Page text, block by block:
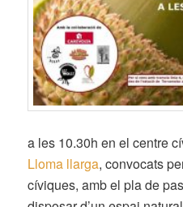
a les 10.30h en el centre
Lloma llarga, convocats
cíviques, amb el pla de